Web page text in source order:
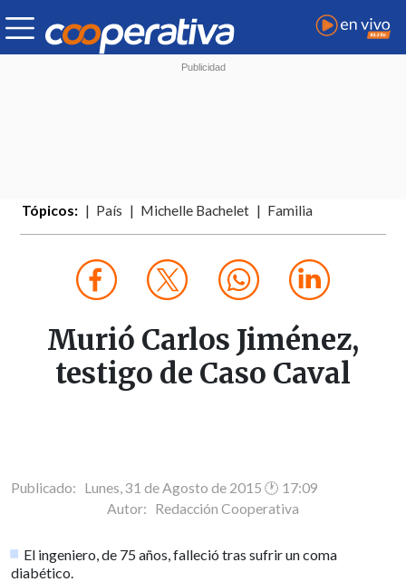
Tópicos: País Michelle Bachelet Familia
Murió Carlos Jiménez,
testigo de Caso Caval
Publicado: Lunes, 31 de Agosto de 2015 🕐 17:09
Autor: Redacción Cooperativa
El ingeniero, de 75 años, falleció tras sufrir un coma
diabético.